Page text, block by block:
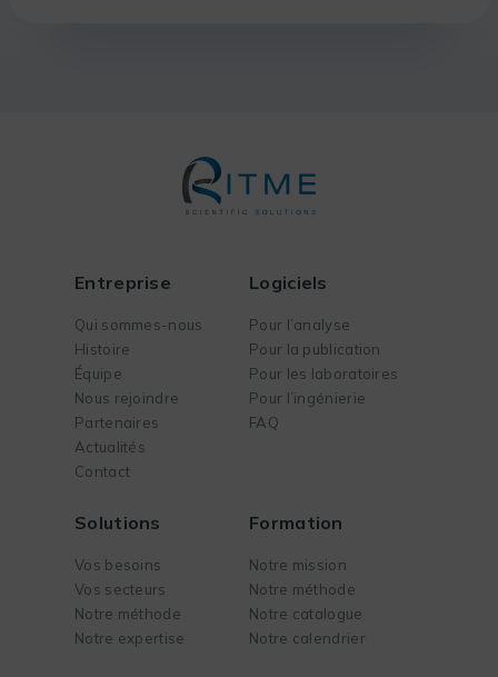
Entreprise
Qui sommes-nous
Histoire
Équipe
Nous rejoindre
Partenaires
Actualités
Contact
Logiciels
Pour l’analyse
Pour la publication
Pour les laboratoires
Pour l’ingénierie
FAQ
Solutions
Vos besoins
Vos secteurs
Notre méthode
Notre expertise
Formation
Notre mission
Notre méthode
Notre catalogue
Notre calendrier